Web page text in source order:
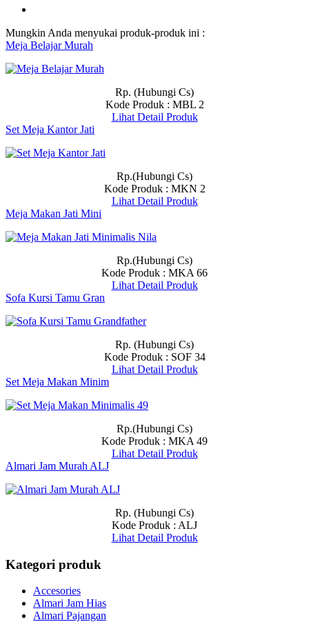
Mungkin Anda menyukai produk-produk ini :
Meja Belajar Murah
Rp. (Hubungi Cs)
Kode Produk : MBL 2
Lihat Detail Produk
Set Meja Kantor Jati
Rp.(Hubungi Cs)
Kode Produk : MKN 2
Lihat Detail Produk
Meja Makan Jati Mini
Rp.(Hubungi Cs)
Kode Produk : MKA 66
Lihat Detail Produk
Sofa Kursi Tamu Gran
Rp. (Hubungi Cs)
Kode Produk : SOF 34
Lihat Detail Produk
Set Meja Makan Minim
Rp.(Hubungi Cs)
Kode Produk : MKA 49
Lihat Detail Produk
Almari Jam Murah ALJ
Rp. (Hubungi Cs)
Kode Produk : ALJ
Lihat Detail Produk
Kategori produk
Accesories
Almari Jam Hias
Almari Pajangan